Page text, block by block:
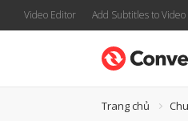
Video Editor Add Subtitles to Video
Trang chủ